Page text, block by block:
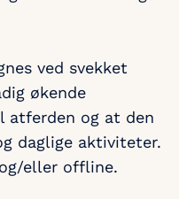
ved svekket
økende
og at den
daglige aktiviteter.
eller offline.